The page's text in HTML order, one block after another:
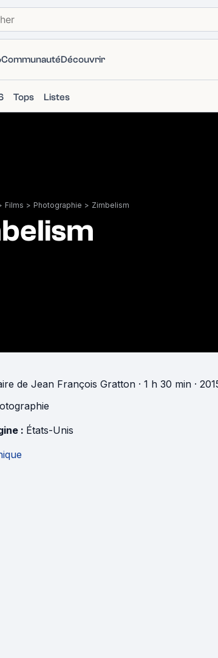
CommunautéDécouvrir
Tops Listes
Films > Photographie > Zimbelism
de Jean François Gratton · 1 h 30 min ·
: États-Unis